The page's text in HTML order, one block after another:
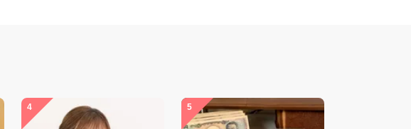
4 5